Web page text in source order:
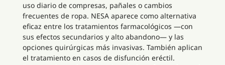
uso diario de compresas, pañales o cambios
frecuentes de ropa. NESA aparece como alternativa
eficaz entre los tratamientos farmacológicos —con
sus efectos secundarios y alto abandono— y las
opciones quirúrgicas más invasivas. También aplican
el tratamiento en casos de disfunción eréctil.